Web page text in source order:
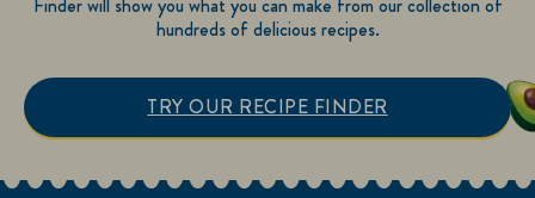
hundreds of delicious recipes.
TRY OUR RECIPE FINDER